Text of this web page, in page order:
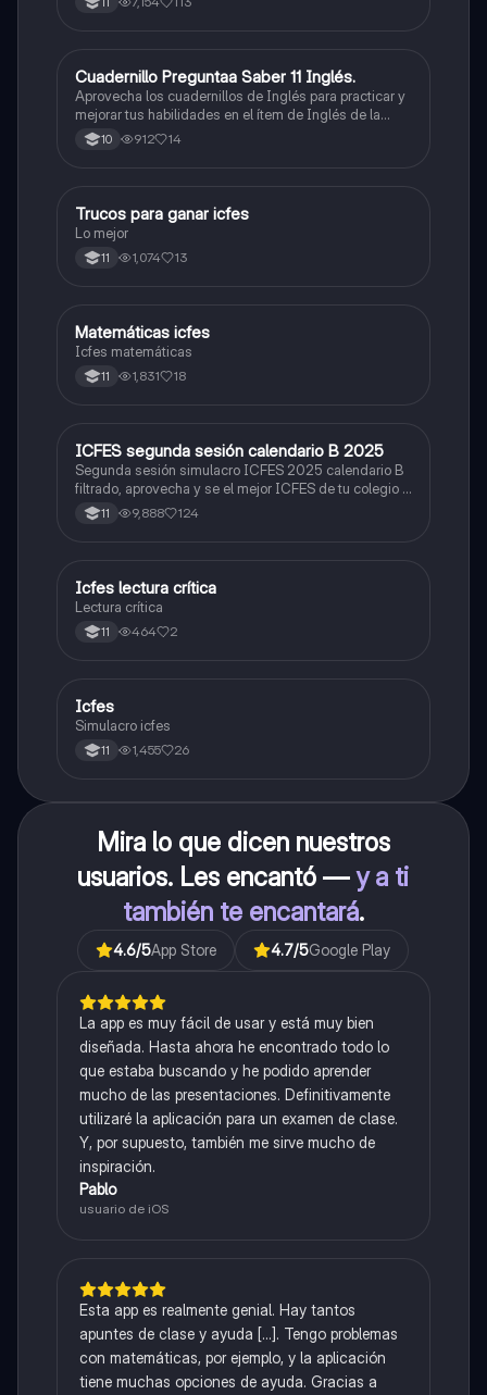
ICFES: Inglés
Cuadernillo Preguntaa Saber 11 Inglés.
Aprovecha los cuadernillos de Inglés para practicar y
mejorar tus habilidades en el ítem de Inglés de la
Prueba Saber 11. 🫡
10 912 14
Química
Trucos para ganar icfes
Lo mejor
11 1,074 13
ICFES: Matemáticas
Matemáticas icfes
Icfes matemáticas
11 1,831 18
ICFES: Lectura Crítica
ICFES segunda sesión calendario B 2025
Segunda sesión simulacro ICFES 2025 calendario B
filtrado, aprovecha y se el mejor ICFES de tu colegio y
poder ingresar a universidad, y estudiar aquella
carrera con la que tanto sueñas.
11 9,888 124
Lengua Castellana
Icfes lectura crítica
Lectura crítica
11 464 2
ICFES: Sociales y Ciudadanas
Icfes
Simulacro icfes
11 1,455 26
Mira lo que dicen nuestros
usuarios. Les encantó —y a ti
también te encantará.
4.6/5App Store 4.7/5Google Play
La app es muy fácil de usar y está muy bien
diseñada. Hasta ahora he encontrado todo lo
que estaba buscando y he podido aprender
mucho de las presentaciones. Definitivamente
utilizaré la aplicación para un examen de clase.
Y, por supuesto, también me sirve mucho de
inspiración.
Pablo
usuario de iOS
Esta app es realmente genial. Hay tantos
apuntes de clase y ayuda [...]. Tengo problemas
con matemáticas, por ejemplo, y la aplicación
tiene muchas opciones de ayuda. Gracias a